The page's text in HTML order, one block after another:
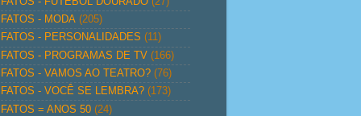
FATOS - MODA (205)
FATOS - PERSONALIDADES (11)
FATOS - PROGRAMAS DE TV (166)
FATOS - VAMOS AO TEATRO? (76)
FATOS - VOCÊ SE LEMBRA? (173)
FATOS = ANOS 50 (24)